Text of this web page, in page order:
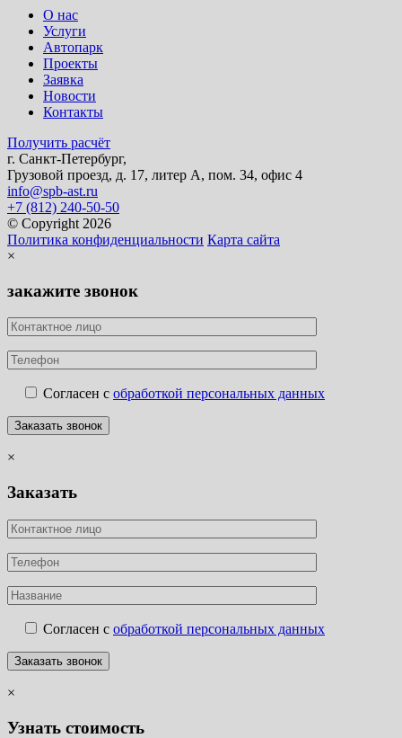
О нас
Услуги
Автопарк
Проекты
Заявка
Новости
Контакты
Получить расчёт
г. Санкт-Петербург,
Грузовой проезд, д. 17, литер А, пом. 34, офис 4
info@spb-ast.ru
+7 (812) 240-50-50
© Copyright 2026
Политика конфиденциальности Карта сайта
×
закажите звонок
Согласен с обработкой персональных данных
×
Заказать
Согласен с обработкой персональных данных
×
Узнать стоимость